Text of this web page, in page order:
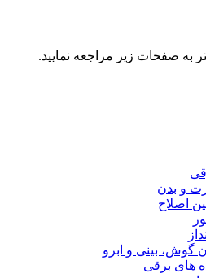
صفحات زیر مراجعه نمایید.
و بدن
اصلاح
گوش، بینی و ابرو
های برقی